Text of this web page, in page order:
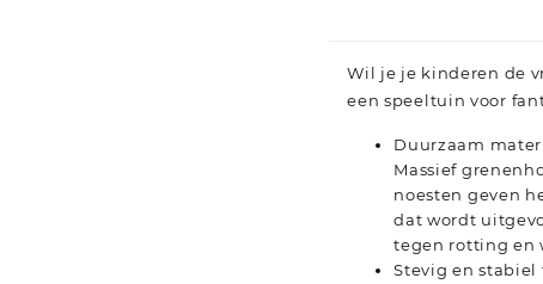
Wil je je kinderen de
een speeltuin voor
Duurzaam
Massief
noesten geven
dat wordt
tegen rotting en
Stevig en